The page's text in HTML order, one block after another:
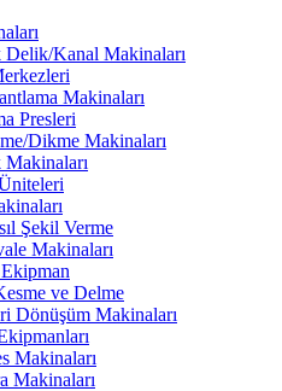
Kanal Makinaları
Makinaları
Presleri
Dikme Makinaları
Şekil Verme
Makinaları
ve Delme
Dönüşüm Makinaları
Makinaları
Makinaları